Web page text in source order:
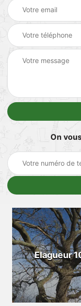
On
Elagueur